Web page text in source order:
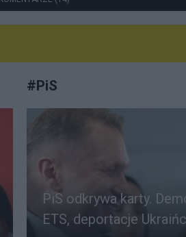
#PiS
PiS odkrywa karty.
ETS, deportacje